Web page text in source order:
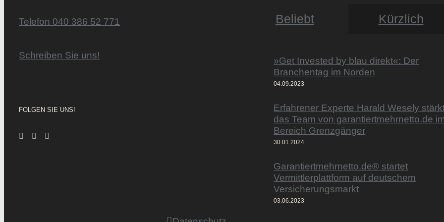
Telefon 040 386 52 771
Schreiben Sie uns!
FOLGEN SIE UNS!
Beliebt Kürzlich
»Get Invested by blau direkt«: Der
Branchentag im Norden
04.09.2023
Erfahrener Experte Harald Wesely
das Team von garantiertmehrnetto.de
Bereich Grenzgänger
30.01.2024
Garantiertmehrnetto.de® startet
Vermittlerplattform auf deutschem
Versicherungsmarkt
03.06.2023